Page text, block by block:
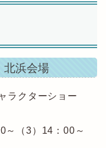
北浜会場
ラクターショー
～（3）14：00～